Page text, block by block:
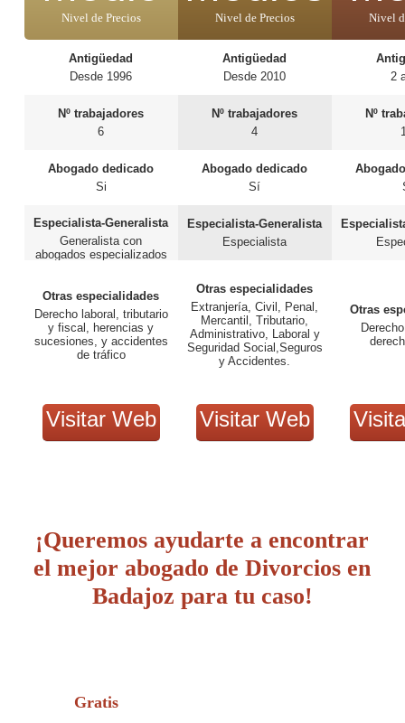
Nivel de Precios
Antigüedad
Desde 1996
Nº trabajadores
6
Abogado dedicado
Si
Especialista-Generalista
Generalista con
abogados especializados
Otras especialidades
Derecho laboral, tributario
y fiscal, herencias y
sucesiones, y accidentes
de tráfico
Visitar Web
Nivel de Precios
Antigüedad
Desde 2010
Nº trabajadores
4
Abogado dedicado
Sí
Especialista-Generalista
Especialista
Otras especialidades
Extranjería, Civil, Penal,
Mercantil, Tributario,
Administrativo, Laboral y
Seguridad Social,Seguros
y Accidentes.
Visitar Web
Nivel
2
Nº
Otras
¡Queremos ayudarte a encontrar
el mejor abogado de Divorcios en
Badajoz para tu caso!
Gratis